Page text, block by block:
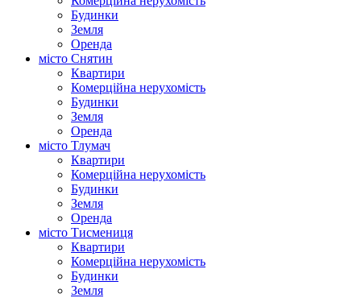
Будинки
Земля
Оренда
місто Снятин
Квартири
Комерційна нерухомість
Будинки
Земля
Оренда
місто Тлумач
Квартири
Комерційна нерухомість
Будинки
Земля
Оренда
місто Тисмениця
Квартири
Комерційна нерухомість
Будинки
Земля